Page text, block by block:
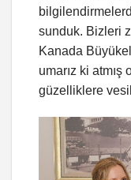
sunduk. Bizleri
Kanada
umarız ki
güzelliklere